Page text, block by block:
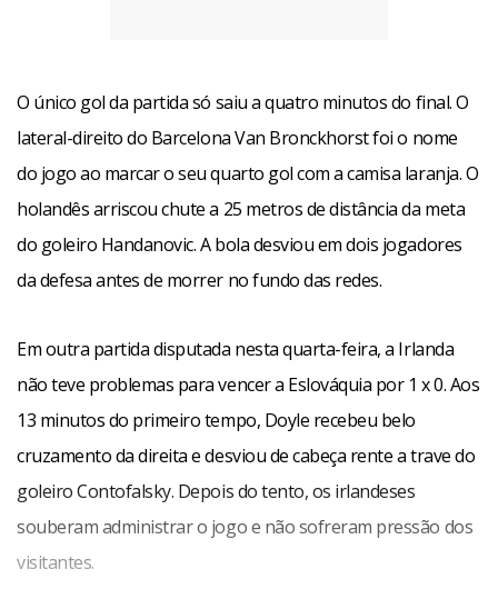
O único gol da partida só saiu a quatro minutos do final. O
lateral-direito do Barcelona Van Bronckhorst foi o nome
do jogo ao marcar o seu quarto gol com a camisa laranja. O
holandês arriscou chute a 25 metros de distância da meta
do goleiro Handanovic. A bola desviou em dois jogadores
da defesa antes de morrer no fundo das redes.
Em outra partida disputada nesta quarta-feira, a Irlanda
não teve problemas para vencer a Eslováquia por 1 x 0. Aos
13 minutos do primeiro tempo, Doyle recebeu belo
cruzamento da direita e desviou de cabeça rente a trave do
goleiro Contofalsky. Depois do tento, os irlandeses
souberam administrar o jogo e não sofreram pressão dos
visitantes.